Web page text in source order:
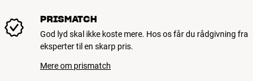
PRISMATCH
God lyd skal ikke koste mere. Hos os får du rådgivning fra
eksperter til en skarp pris.
Mere om prismatch